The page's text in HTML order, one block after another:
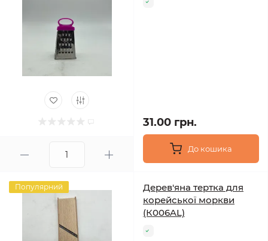
31.00 грн.
До кошика
Популярний
Дерев'яна тертка для
корейської моркви
(К006AL)